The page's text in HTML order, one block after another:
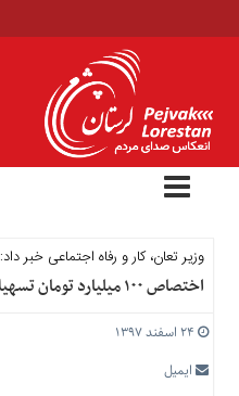
بالا
خانه
ارتباط
درباره
منوی
وزیر تعان، کار و رفاه اجتماعی خبر داد:
اختصاص ۱۰۰ میلیارد تومان تسهیلات اشتغالزایی به لرستان
۲۴ اسفند ۱۳۹۷
ایمیل